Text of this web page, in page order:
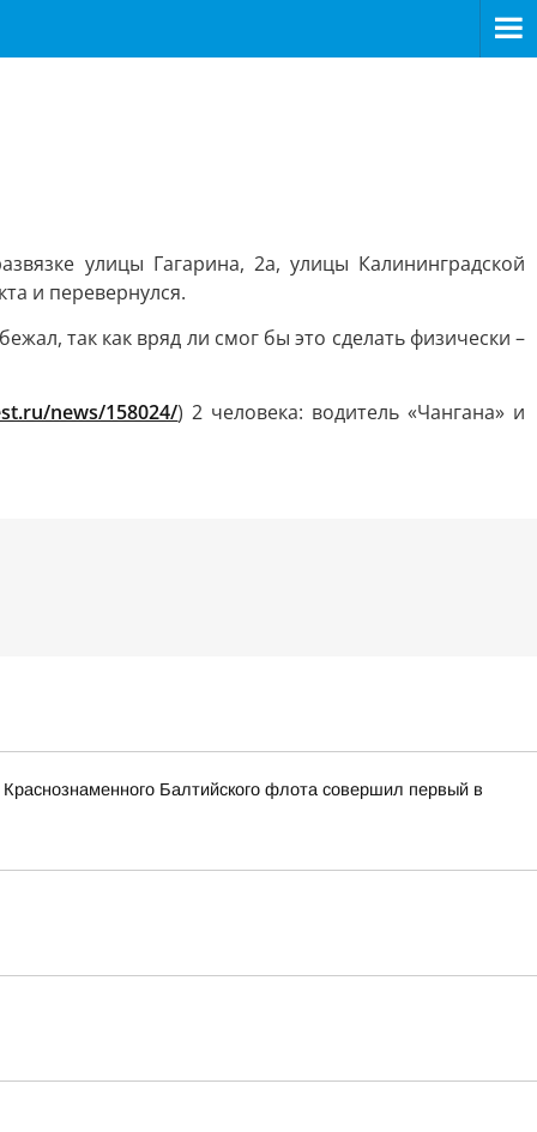
улицы Гагарина, 2а, улицы Калининградской
и перевернулся.
так как вряд ли смог бы это сделать физически –
news/158024/) 2 человека: водитель «Чангана» и
Балтийского флота совершил первый в